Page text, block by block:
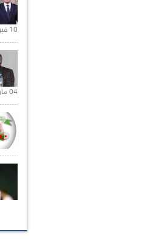
10 فبراير 2021 |
04 مارس 2020 |